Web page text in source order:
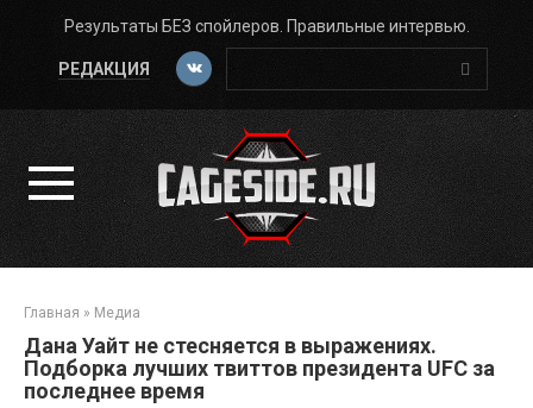
Перейти
контенту
Результаты БЕЗ спойлеров. Правильные интервью.
РЕДАКЦИЯ
Поиск:
Главная » Медиа
Дана Уайт не стесняется в выражениях.
Подборка лучших твиттов президента UFC за
последнее время